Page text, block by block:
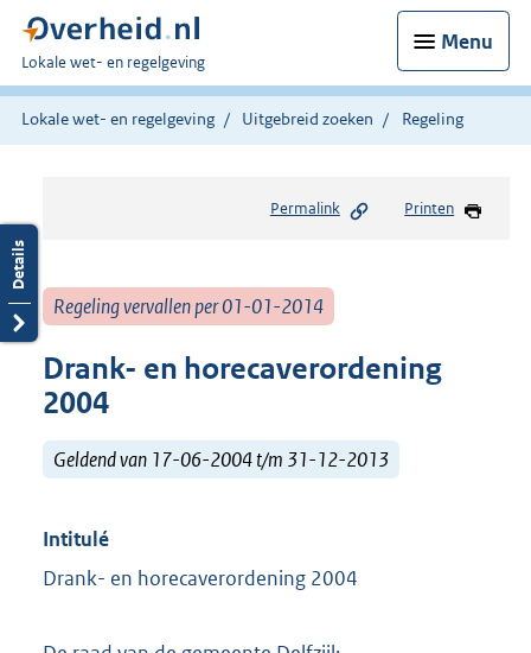
Menu
U
bent
hier:
Lokale wet- en regelgeving
Lokale wet- en regelgeving Uitgebreid zoeken Regeling
Permalink Printen
Regeling vervallen per 01-01-2014
Drank- en horecaverordening
2004
Geldend van 17-06-2004 t/m 31-12-2013
Intitulé
Drank- en horecaverordening 2004